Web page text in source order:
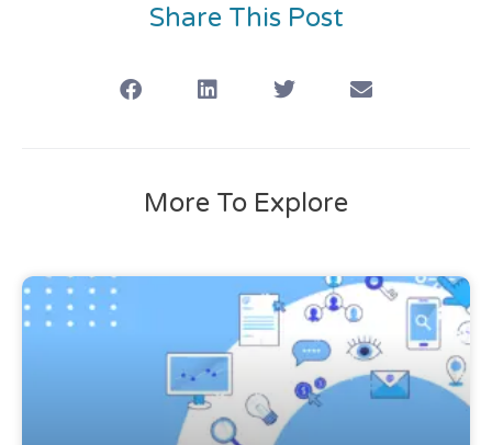
Share This Post
More To Explore